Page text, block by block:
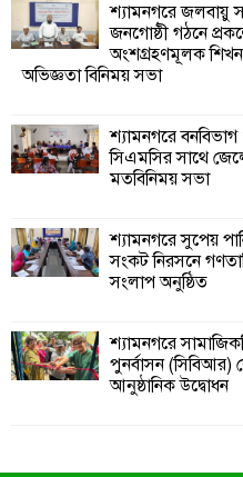
শ্যামনগরে জলবায়ু
জনগোষ্ঠী গঠনে
অংশগ্রহণমূলক
অভিজ্ঞতা বিনিময় সভা
শ্যামনগরে
সিএমসির সাথে
মতবিনিময় সভা
শ্যামনগরে সুপেয়
সংকট নিরসনে
সংলাপ অনুষ্ঠিত
শ্যামনগরে
পুনর্বাসন (সিবিআর)
আনুষ্ঠানিক উদ্বোধন